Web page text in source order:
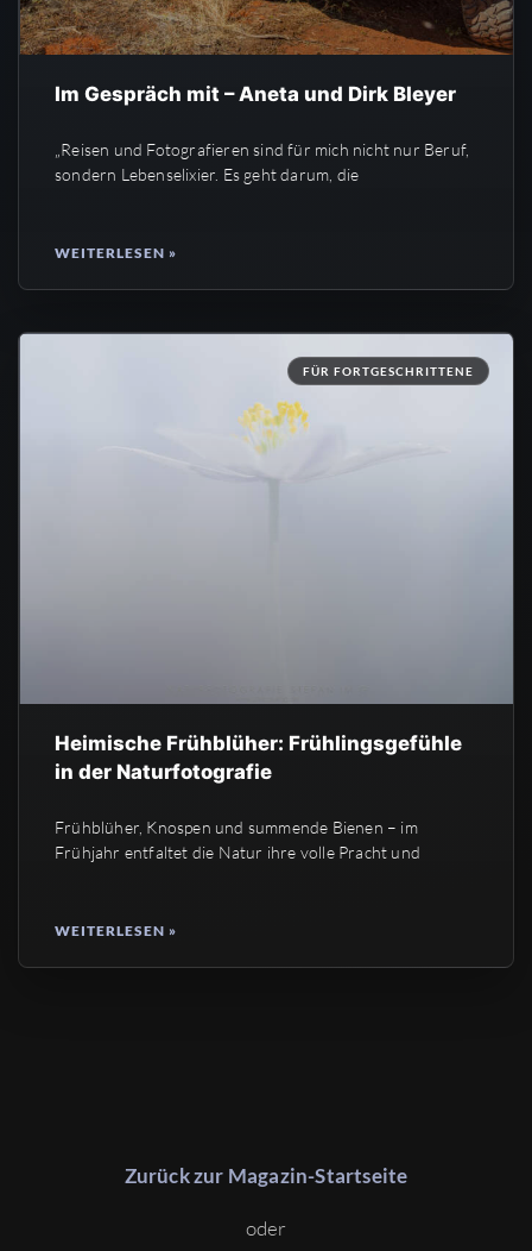
Im Gespräch mit – Aneta und Dirk Bleyer
„Reisen und Fotografieren sind für mich nicht nur Beruf,
sondern Lebenselixier. Es geht darum, die
WEITERLESEN »
FÜR FORTGESCHRITTENE
Heimische Frühblüher: Frühlingsgefühle
in der Naturfotografie
Frühblüher, Knospen und summende Bienen – im
Frühjahr entfaltet die Natur ihre volle Pracht und
WEITERLESEN »
Zurück zur Magazin-Startseite
oder